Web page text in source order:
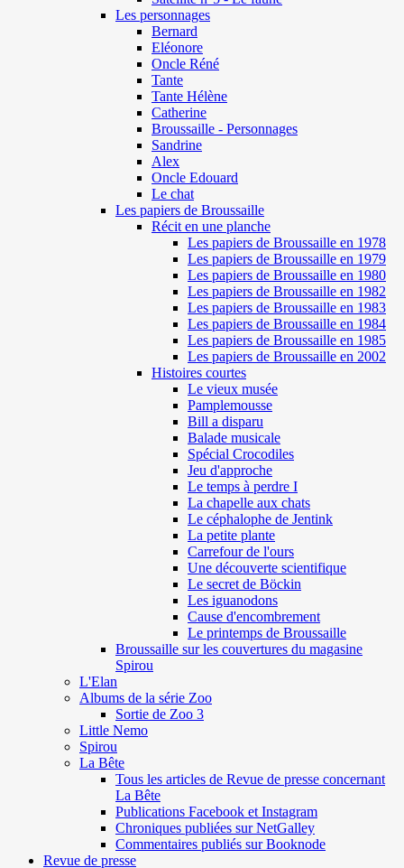
Les personnages
Bernard
Eléonore
Oncle Réné
Tante
Tante Hélène
Catherine
Broussaille - Personnages
Sandrine
Alex
Oncle Edouard
Le chat
Les papiers de Broussaille
Récit en une planche
Les papiers de Broussaille en 1978
Les papiers de Broussaille en 1979
Les papiers de Broussaille en 1980
Les papiers de Broussaille en 1982
Les papiers de Broussaille en 1983
Les papiers de Broussaille en 1984
Les papiers de Broussaille en 1985
Les papiers de Broussaille en 2002
Histoires courtes
Le vieux musée
Pamplemousse
Bill a disparu
Balade musicale
Spécial Crocodiles
Jeu d'approche
Le temps à perdre I
La chapelle aux chats
Le céphalophe de Jentink
La petite plante
Carrefour de l'ours
Une découverte scientifique
Le secret de Böckin
Les iguanodons
Cause d'encombrement
Le printemps de Broussaille
Broussaille sur les couvertures du magasine
Spirou
L'Elan
Albums de la série Zoo
Sortie de Zoo 3
Little Nemo
Spirou
La Bête
Tous les articles de Revue de presse concernant
La Bête
Publications Facebook et Instagram
Chroniques publiées sur NetGalley
Commentaires publiés sur Booknode
Revue de presse